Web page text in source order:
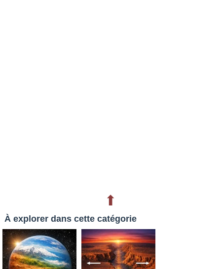
⬆
À explorer dans cette catégorie